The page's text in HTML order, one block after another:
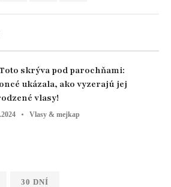
ukázala, ako vyzerajú jej
vlasy!
Vlasy & mejkap
30 DNÍ